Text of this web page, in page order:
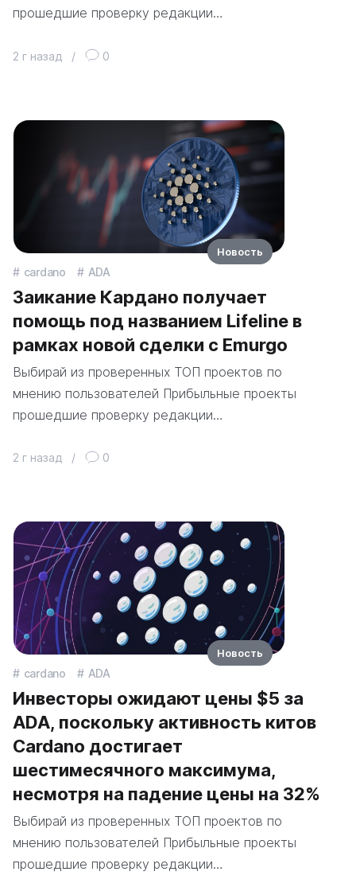
прошедшие проверку редакции…
2 г назад / 0
cardano ADA
Заикание Кардано получает
помощь под названием Lifeline в
рамках новой сделки с Emurgo
Выбирай из проверенных ТОП проектов по
мнению пользователей Прибыльные проекты
прошедшие проверку редакции…
2 г назад / 0
Новость
cardano ADA
Инвесторы ожидают цены $5 за
ADA, поскольку активность китов
Cardano достигает
шестимесячного максимума,
несмотря на падение цены на 32%
Выбирай из проверенных ТОП проектов по
мнению пользователей Прибыльные проекты
прошедшие проверку редакции…
Новость